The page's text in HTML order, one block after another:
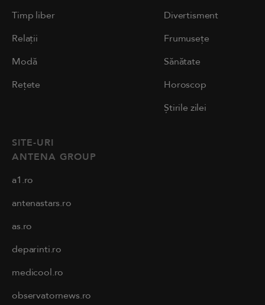
Timp liber
Relații
Modă
Rețete
Divertisment
Frumusețe
Sănătate
Horoscop
Știrile zilei
SITE-URI
ANTENA GROUP
a1.ro
antenastars.ro
as.ro
deparinti.ro
medicool.ro
observatornews.ro